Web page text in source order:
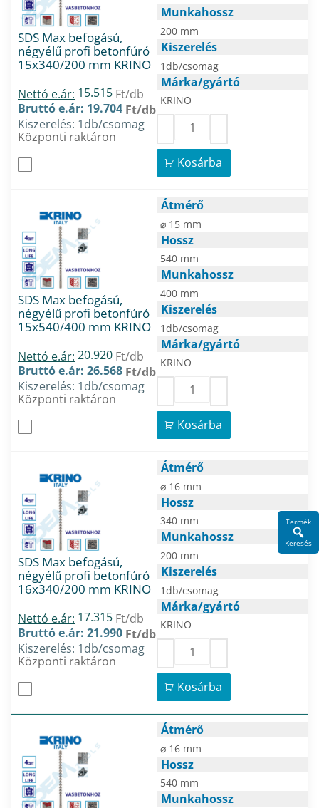
SDS Max befogású,
négyélű profi betonfúró
15x340/200 mm KRINO
Nettó e.ár: 15.515 Ft/db
Bruttó e.ár: 19.704 Ft/db
Kiszerelés: 1db/csomag
Központi raktáron
Munkahossz
200 mm
Kiszerelés
1db/csomag
Márka/gyártó
KRINO
Kosárba
SDS Max befogású,
négyélű profi betonfúró
15x540/400 mm KRINO
Nettó e.ár: 20.920 Ft/db
Bruttó e.ár: 26.568 Ft/db
Kiszerelés: 1db/csomag
Központi raktáron
Átmérő
⌀ 15 mm
Hossz
540 mm
Munkahossz
400 mm
Kiszerelés
1db/csomag
Márka/gyártó
KRINO
Kosárba
SDS Max befogású,
négyélű profi betonfúró
16x340/200 mm KRINO
Nettó e.ár: 17.315 Ft/db
Bruttó e.ár: 21.990 Ft/db
Kiszerelés: 1db/csomag
Központi raktáron
Átmérő
⌀ 16 mm
Hossz
340 mm
Munkahossz
200 mm
Kiszerelés
1db/csomag
Márka/gyártó
KRINO
Kosárba
Átmérő
⌀ 16 mm
Hossz
540 mm
Munkahossz
Termék
Keresés